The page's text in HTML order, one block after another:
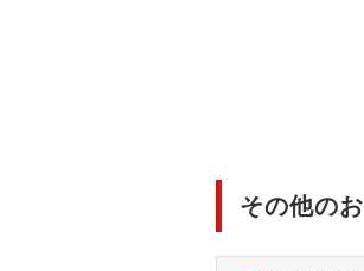
その他の